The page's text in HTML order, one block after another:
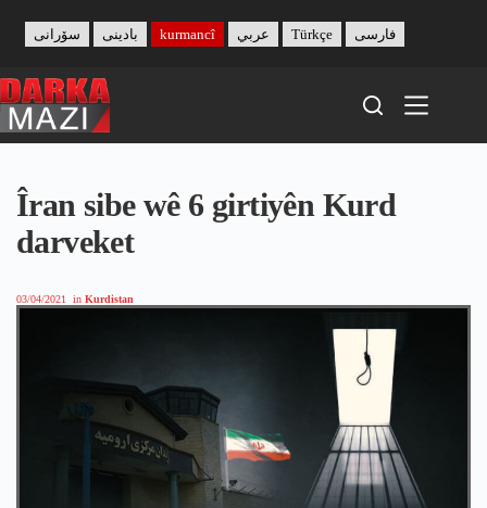
content
بادینی سۆرانی kurmancî عربي Türkçe فارسی
Îran sibe wê 6 girtiyên Kurd
darveket
03/04/2021 in Kurdistan